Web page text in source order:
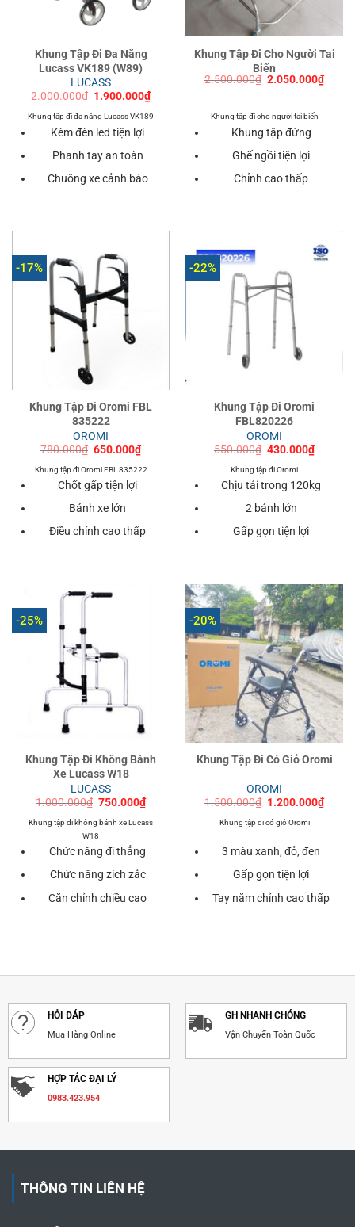
Khung Tập Đi Đa Năng
Lucass VK189 (W89)
LUCASS
2.000.000₫ Giá
là:
2.000.000₫.
1.900.000₫Giá
hiện
tại
1.900.000₫.
Khung tập đi đa năng Lucass VK189
Kèm đèn led tiện lợi
Phanh tay an toàn
Chuông xe cảnh báo
Khung Tập Đi Cho Người Tai
Biến
2.500.000₫ Giá
2.500.000₫.
2.050.000₫Giá
hiện
Khung tập đi cho người tai biến
Khung tập đứng
Ghế ngồi tiện lợi
Chỉnh cao thấp
-17%
Khung Tập Đi Oromi FBL
835222
OROMI
780.000₫ Giá
là:
780.000₫.
650.000₫Giá
hiện
tại
Khung tập đi Oromi FBL 835222
Chốt gấp tiện lợi
Bánh xe lớn
Điều chỉnh cao thấp
-22%
Khung Tập Đi Oromi
FBL820226
OROMI
550.000₫ Giá
là:
550.000₫.
430.000₫Giá
hiện
Khung tập đi Oromi
Chịu tải trong 120kg
2 bánh lớn
Gấp gọn tiện lợi
-25%
Khung Tập Đi Không Bánh
Xe Lucass W18
LUCASS
1.000.000₫ Giá
là:
1.000.000₫.
750.000₫Giá
hiện
tại
Khung tập đi không bánh xe Lucass
W18
Chức năng đi thẳng
Chức năng zích zắc
Căn chỉnh chiều cao
-20%
Khung Tập Đi Có Giỏ Oromi
OROMI
1.500.000₫ Giá
là:
1.200.000₫Giá
hiện
Khung tập đi có giỏ Oromi
3 màu xanh, đỏ, đen
Gấp gọn tiện lợi
Tay nắm chỉnh cao thấp
HỎI ĐÁP
Mua Hàng Online
GH NHANH CHÓNG
Vận Chuyển Toàn Quốc
HỢP TÁC ĐẠI LÝ
0983.423.954
THÔNG TIN LIÊN HỆ